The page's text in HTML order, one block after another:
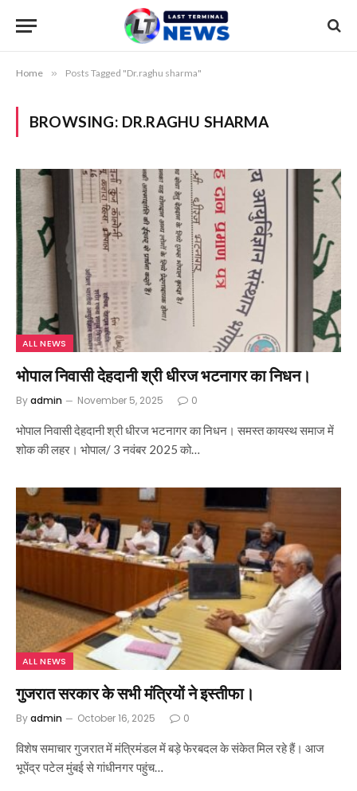
Home » Posts Tagged "Dr.raghu sharma"
BROWSING: DR.RAGHU SHARMA
ALL NEWS
भोपाल निवासी देहदानी श्री धीरज भटनागर का निधन।
Byadmin November 5, 2025 0
भोपाल निवासी देहदानी श्री धीरज भटनागर का निधन। समस्त कायस्थ समाज में
शोक की लहर। भोपाल/ 3 नवंबर 2025 को…
ALL NEWS
गुजरात सरकार के सभी मंत्रियों ने इस्तीफा।
Byadmin October 16, 2025 0
विशेष समाचार गुजरात में मंत्रिमंडल में बड़े फेरबदल के संकेत मिल रहे हैं। आज
भूपेंद्र पटेल मुंबई से गांधीनगर पहुंच…